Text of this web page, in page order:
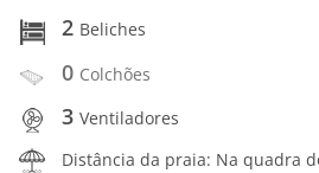
2 Beliches
0 Colchões
3Ventiladores
Distância da praia: Na quadra